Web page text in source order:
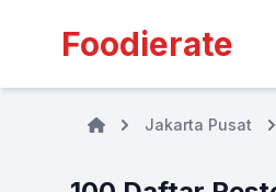
Foodierate
Jakarta Pusat